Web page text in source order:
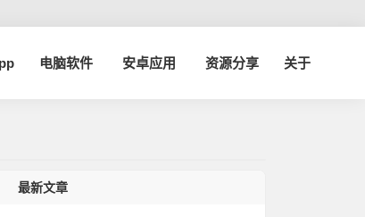
电脑软件 安卓应用 资源分享 关于
最新文章